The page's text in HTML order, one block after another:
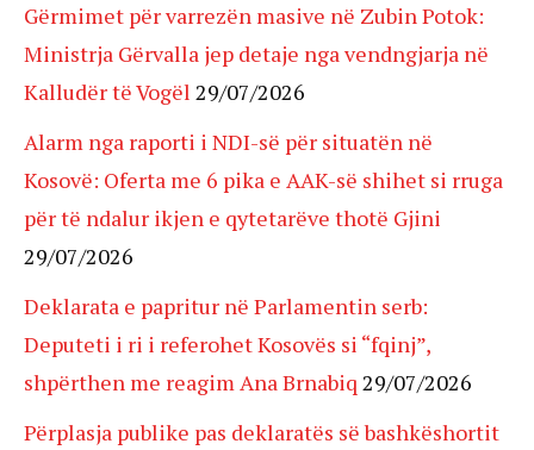
Gërmimet për varrezën masive në Zubin Potok:
Ministrja Gërvalla jep detaje nga vendngjarja në
Kalludër të Vogël 29/07/2026
Alarm nga raporti i NDI-së për situatën në
Kosovë: Oferta me 6 pika e AAK-së shihet si rruga
për të ndalur ikjen e qytetarëve thotë Gjini
29/07/2026
Deklarata e papritur në Parlamentin serb:
Deputeti i ri i referohet Kosovës si “fqinj”,
shpërthen me reagim Ana Brnabiq 29/07/2026
Përplasja publike pas deklaratës së bashkëshortit